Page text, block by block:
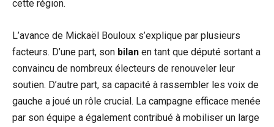
cette région.
L’avance de Mickaël Bouloux s’explique par plusieurs
facteurs. D’une part, son bilan en tant que député sortant a
convaincu de nombreux électeurs de renouveler leur
soutien. D’autre part, sa capacité à rassembler les voix de
gauche a joué un rôle crucial. La campagne efficace menée
par son équipe a également contribué à mobiliser un large